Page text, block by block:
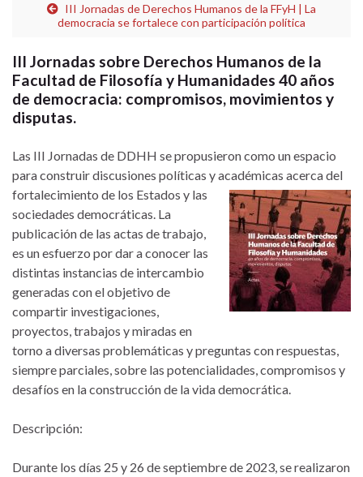
III Jornadas de Derechos Humanos de la FFyH | La
democracia se fortalece con participación política
III Jornadas sobre Derechos Humanos de la
Facultad de Filosofía y Humanidades 40 años
de democracia: compromisos, movimientos y
disputas.
Las III Jornadas de DDHH se propusieron como un espacio
para construir discusiones políticas y académicas acerca del
fortalecimiento de los Estados y las
sociedades democráticas. La
publicación de las actas de trabajo,
es un esfuerzo por dar a conocer las
distintas instancias de intercambio
generadas con el objetivo de
compartir investigaciones,
proyectos, trabajos y miradas en
torno a diversas problemáticas y preguntas con respuestas,
siempre parciales, sobre las potencialidades, compromisos y
desafíos en la construcción de la vida democrática.
Descripción:
Durante los días 25 y 26 de septiembre de 2023, se realizaron